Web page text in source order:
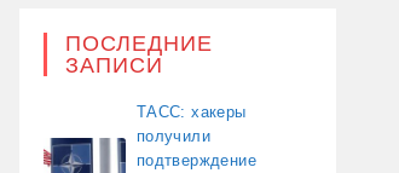
ПОСЛЕДНИЕ
ЗАПИСИ
ТАСС: хакеры
получили
подтверждение